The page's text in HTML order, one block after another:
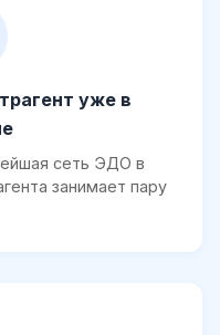
уже в
сеть ЭДО в
занимает пару